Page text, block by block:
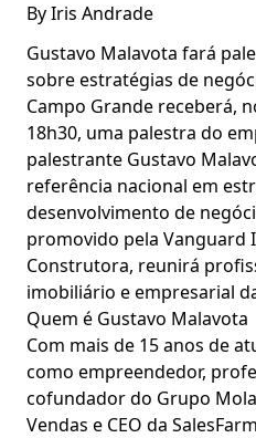
ByIris Andrade
Gustavo Malavota fará
sobre estratégias de
Campo Grande receberá,
18h30, uma palestra do
palestrante Gustavo
referência nacional em
desenvolvimento de
promovido pela Vanguard
Construtora, reunirá
imobiliário e empresarial
Quem é Gustavo Malavota
Com mais de 15 anos de
como empreendedor,
cofundador do Grupo
Vendas e CEO da